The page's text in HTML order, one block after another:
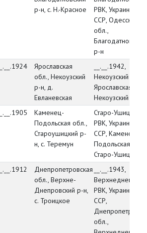
р-н, с. Н.-Красное
РВК, Украинская
ССР, Одесская
обл.,
Благодатновский
р-н
__.__.1924
Ярославская
обл., Некоузский
р-н, д.
Евланевская
__.__.1942,
Некоузский РВК,
Ярославская
Некоузский р-н
__.__.1905
Каменец-
Подольская обл.,
Староушицкий р-
н, с. Теремун
Старо-Ушицкий
РВК, Украинская
ССР, Каменец-
Подольская обл.,
Старо-Ушицкий
__.__.1912
Днепропетровская
обл., Верхне-
Днепровский р-н,
с. Троицкое
__.__.1943,
РВК, Украинская
ССР,
обл.,